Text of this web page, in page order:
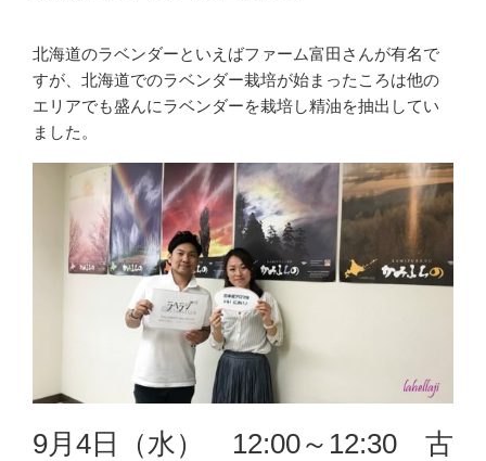
北海道のラベンダーといえばファーム富田さんが有名で
すが、北海道でのラベンダー栽培が始まったころは他の
エリアでも盛んにラベンダーを栽培し精油を抽出してい
ました。
9月4日（水） 12:00～12:30 古